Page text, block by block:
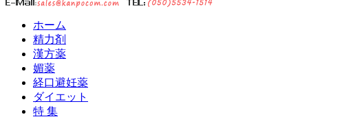
ホーム
精力剤
漢方薬
媚薬
経口避妊薬
ダイエット
特 集